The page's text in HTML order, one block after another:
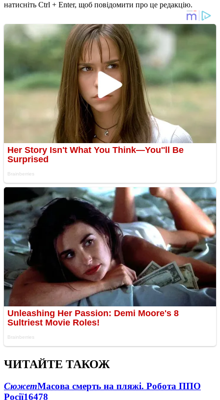
натисніть Ctrl + Enter, щоб повідомити про це редакцію.
ЧИТАЙТЕ ТАКОЖ
СюжетМасова смерть на пляжі. Робота ППО
Росії16478